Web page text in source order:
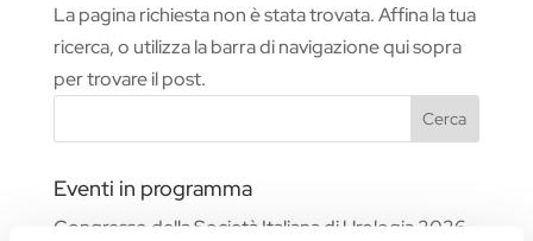
La pagina richiesta non è stata trovata. Affina la tua
ricerca, o utilizza la barra di navigazione qui sopra
per trovare il post.
Cerca
Eventi in programma
Congresso della Società Italiana di Urologia 2026